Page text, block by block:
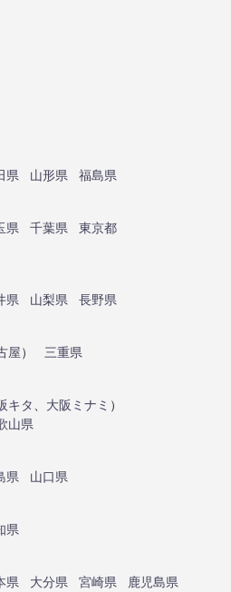
県 山形県
福島県
県 千葉県
東京都
県 山梨県
長野県
屋）
三重県
キタ 大阪ミナミ ）
山県
県
山口県
県
県 大分県 宮崎県
鹿児島県